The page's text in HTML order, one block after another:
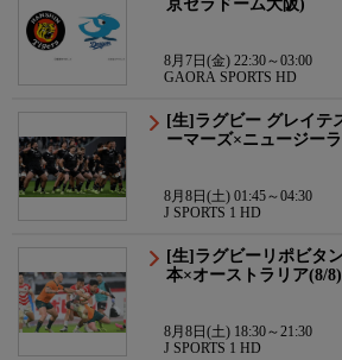
京セラドーム大阪)
8月7日(金) 22:30～03:00
GAORA SPORTS HD
[生]ラグビー グレイテ
ーマーズ×ニュージー
8月8日(土) 01:45～04:30
J SPORTS 1 HD
[生]ラグビーリポビタ
本×オーストラリア(8/8)
8月8日(土) 18:30～21:30
J SPORTS 1 HD